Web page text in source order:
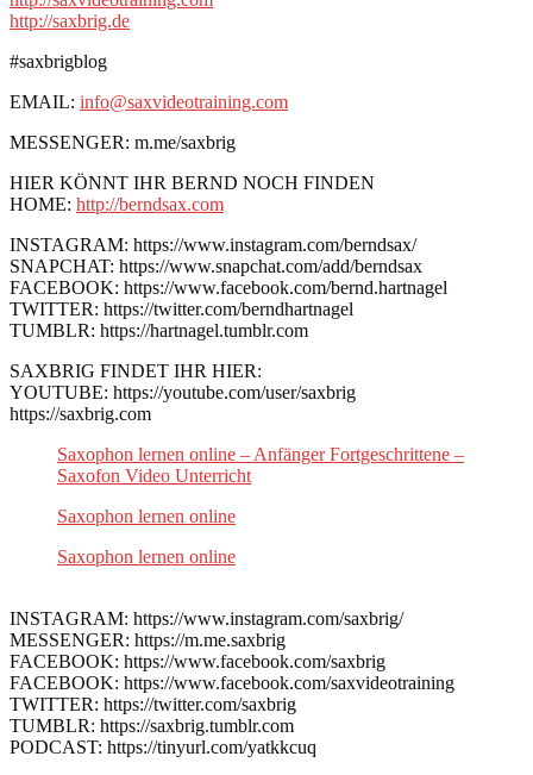
http://saxbrig.de
#saxbrigblog
EMAIL: info@saxvideotraining.com
MESSENGER: m.me/saxbrig
HIER KÖNNT IHR BERND NOCH FINDEN
HOME: http://berndsax.com
INSTAGRAM: https://www.instagram.com/berndsax/
SNAPCHAT: https://www.snapchat.com/add/berndsax
FACEBOOK: https://www.facebook.com/bernd.hartnagel
TWITTER: https://twitter.com/berndhartnagel
TUMBLR: https://hartnagel.tumblr.com
SAXBRIG FINDET IHR HIER:
YOUTUBE: https://youtube.com/user/saxbrig
https://saxbrig.com
Saxophon lernen online – Anfänger Fortgeschrittene –
Saxofon Video Unterricht
Saxophon lernen online
Saxophon lernen online
INSTAGRAM: https://www.instagram.com/saxbrig/
MESSENGER: https://m.me.saxbrig
FACEBOOK: https://www.facebook.com/saxbrig
FACEBOOK: https://www.facebook.com/saxvideotraining
TWITTER: https://twitter.com/saxbrig
TUMBLR: https://saxbrig.tumblr.com
PODCAST: https://tinyurl.com/yatkkcuq